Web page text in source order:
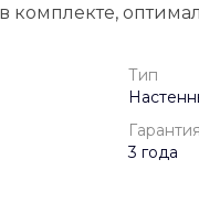
комплекте,
Тип
Гарантия
3 года